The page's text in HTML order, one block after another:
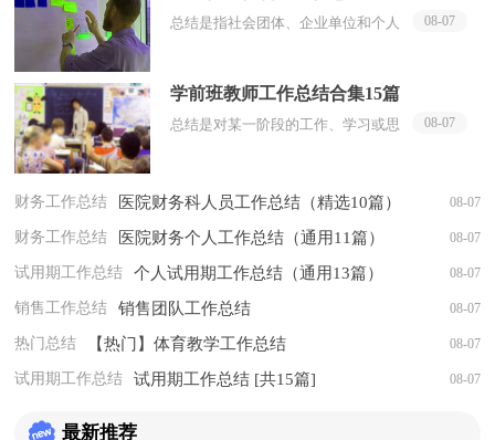
总结是指社会团体、企业单位和个人
规律性认识的一种书面材料，它可以
给我们下一阶...
08-07
学前班教师工作总结合集15篇
总结是对某一阶段的工作、学习或思
能力，因此，让我们写一份总结吧。
总结怎么写才...
08-07
财务工作总结 医院财务科人员工作总结（精选10篇） 08-07
财务工作总结 医院财务个人工作总结（通用11篇） 08-07
试用期工作总结 个人试用期工作总结（通用13篇） 08-07
销售工作总结 销售团队工作总结 08-07
热门总结 【热门】体育教学工作总结 08-07
试用期工作总结 试用期工作总结 [共15篇] 08-07
最新推荐